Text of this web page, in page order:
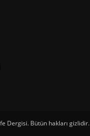
Dergisi. Bütün hakları gizlidir.